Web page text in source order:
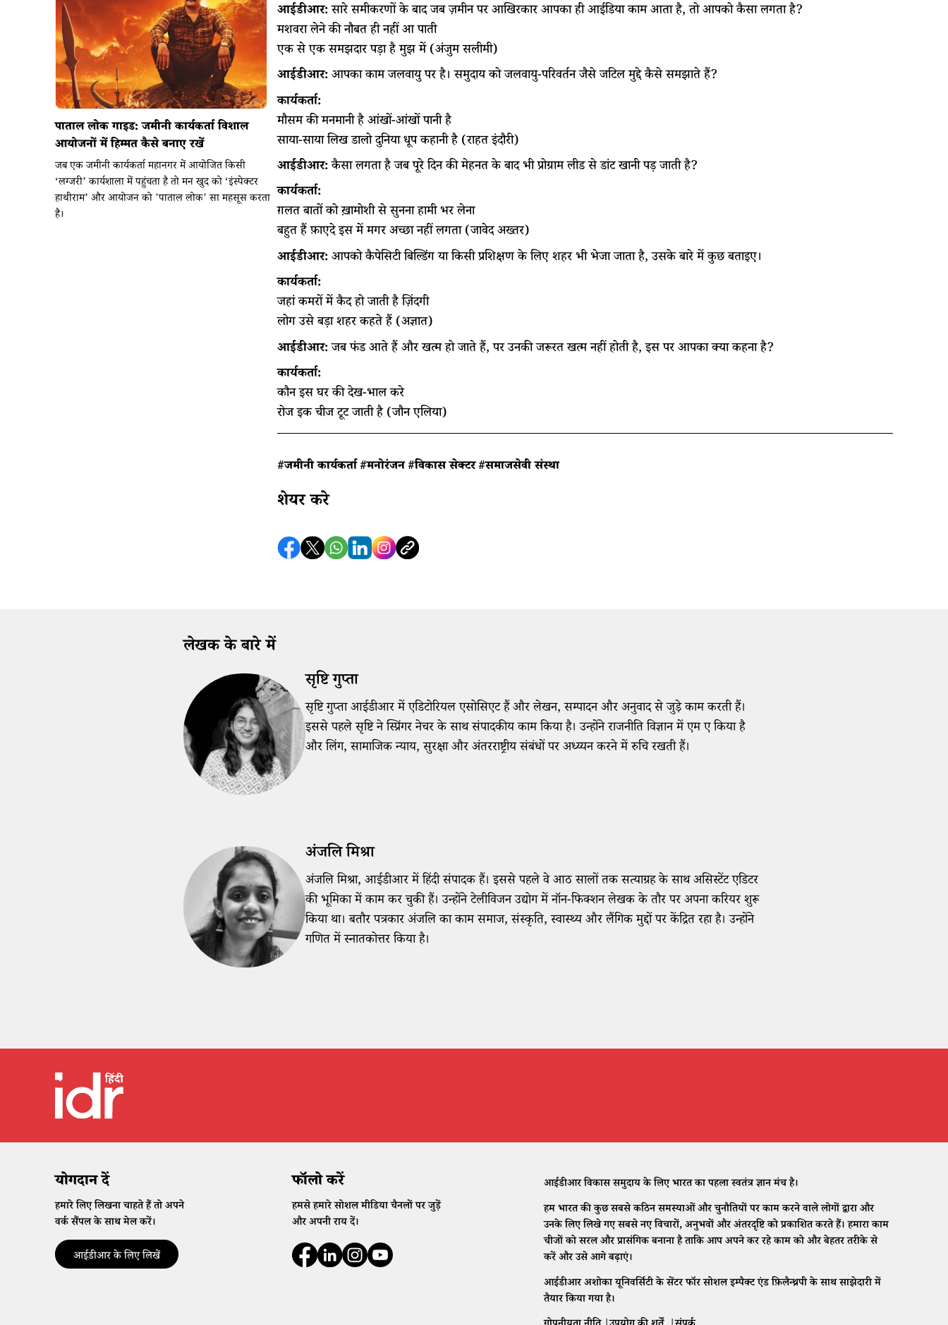
पाताल लोक गाइड: जमीनी कार्यकर्ता विशाल
आयोजनों में हिम्मत कैसे बनाए रखें
जब एक जमीनी कार्यकर्ता महानगर में आयोजित किसी
‘लग्जरी’ कार्यशाला में पहुंचता है तो मन खुद को ‘इंस्पेक्टर
हाथीराम’ और आयोजन को 'पाताल लोक' सा महसूस करता
है।
आईडीआर:सारे समीकरणों के बाद जब ज़मीन पर आखिरकार आपका ही आईडिया काम आता है, तो आपको कैसा लगता है?
मशवरा लेने की नौबत ही नहीं आ पाती
एक से एक समझदार पड़ा है मुझ में (अंजुम सलीमी)
आईडीआर:आपका काम जलवायु पर है। समुदाय को जलवायु-परिवर्तन जैसे जटिल मुद्दे कैसे समझाते हैं?
कार्यकर्ता:
मौसम की मनमानी है आंखों-आंखों पानी है
साया-साया लिख डालो दुनिया धूप कहानी है (राहत इंदौरी)
आईडीआर:कैसा लगता है जब पूरे दिन की मेहनत के बाद भी प्रोग्राम लीड से डांट खानी पड़ जाती है?
कार्यकर्ता:
ग़लत बातों को ख़ामोशी से सुनना हामी भर लेना
बहुत हैं फ़ाएदे इस में मगर अच्छा नहीं लगता (जावेद अख्तर)
आईडीआर:आपको कैपेसिटी बिल्डिंग या किसी प्रशिक्षण के लिए शहर भी भेजा जाता है, उसके बारे में कुछ बताइए।
कार्यकर्ता:
जहां कमरों में कैद हो जाती है ज़िंदगी
लोग उसे बड़ा शहर कहते हैं (अज्ञात)
आईडीआर:जब फंड आते हैं और खत्म हो जाते हैं, पर उनकी जरूरत खत्म नहीं होती है, इस पर आपका क्या कहना है?
कार्यकर्ता:
कौन इस घर की देख-भाल करे
रोज इक चीज टूट जाती है (जौन एलिया)
#जमीनी कार्यकर्ता#मनोरंजन#विकास सेक्टर#समाजसेवी संस्था
शेयर करे
लेखक के बारे में
सृष्टि गुप्ता
सृष्टि गुप्ता आईडीआर में एडिटोरियल एसोसिएट हैं और लेखन, सम्पादन और अनुवाद से जुड़े काम करती हैं।
इससे पहले सृष्टि ने स्प्रिंगर नेचर के साथ संपादकीय काम किया है। उन्होंने राजनीति विज्ञान में एम ए किया है
और लिंग, सामाजिक न्याय, सुरक्षा और अंतरराष्ट्रीय संबंधों पर अध्य्यन करने में रुचि रखती हैं।
अंजलि मिश्रा
अंजलि मिश्रा, आईडीआर में हिंदी संपादक हैं। इससे पहले वे आठ सालों तक सत्याग्रह के साथ असिस्टेंट एडिटर
की भूमिका में काम कर चुकी हैं। उन्होंने टेलीविजन उद्योग में नॉन-फिक्शन लेखक के तौर पर अपना करियर शुरू
किया था। बतौर पत्रकार अंजलि का काम समाज, संस्कृति, स्वास्थ्य और लैंगिक मुद्दों पर केंद्रित रहा है। उन्होंने
गणित में स्नातकोत्तर किया है।
योगदान दें
हमारे लिए लिखना चाहते हैं तो अपने
वर्क सैंपल के साथ मेल करें।
आईडीआर के लिए लिखें
आईडीआर विकास समुदाय के लिए भारत का पहला स्वतंत्र ज्ञान मंच है।
हम भारत की कुछ सबसे कठिन समस्याओं और चुनौतियों पर काम करने वाले लोगों द्वारा और
उनके लिए लिखे गए सबसे नए विचारों, अनुभवों और अंतरदृष्टि को प्रकाशित करते हैं। हमारा काम
चीजों को सरल और प्रासंगिक बनाना है ताकि आप अपने कर रहे काम को और बेहतर तरीके से
करें और उसे आगे बढ़ाएं।
आईडीआर अशोका यूनिवर्सिटी के सेंटर फॉर सोशल इम्पैक्ट एंड फ़िलैन्थ्रपी के साथ साझेदारी में
तैयार किया गया है।
फॉलो करें
हमसे हमारे सोशल मीडिया चैनलों पर जुड़ें
और अपनी राय दें।